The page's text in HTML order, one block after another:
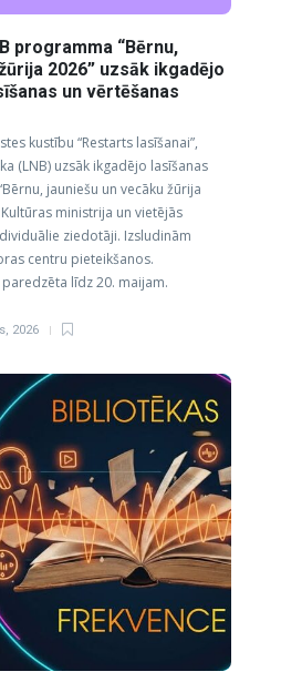
programma “Bērnu,
2026” uzsāk ikgadējo
un vērtēšanas
kustību “Restarts lasīšanai”,
(LNB) uzsāk ikgadējo lasīšanas
jauniešu un vecāku žūrija
Kultūras ministrija un vietējās
ziedotāji. Izsludinām
centru pieteikšanos.
līdz 20. maijam.
2026